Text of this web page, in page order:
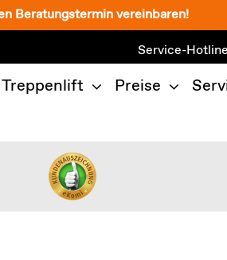
Beratungstermin vereinbaren!
Service-
Treppenlift Preise